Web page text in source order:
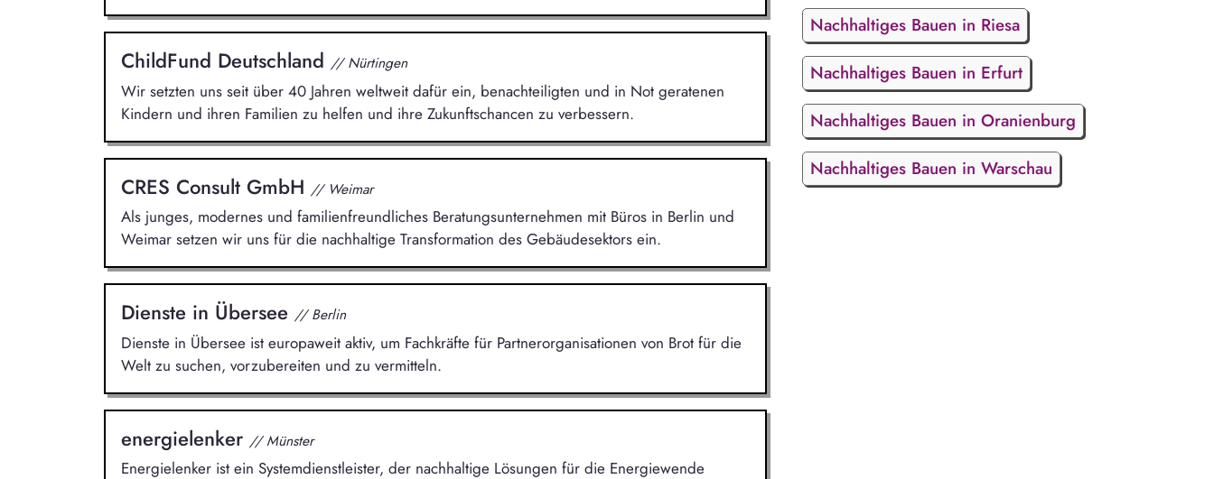
ChildFund Deutschland // Nürtingen
Wir setzten uns seit über 40 Jahren weltweit dafür ein, benachteiligten und in Not geratenen
Kindern und ihren Familien zu helfen und ihre Zukunftschancen zu verbessern.
CRES Consult GmbH // Weimar
Als junges, modernes und familienfreundliches Beratungsunternehmen mit Büros in Berlin und
Weimar setzen wir uns für die nachhaltige Transformation des Gebäudesektors ein.
Dienste in Übersee // Berlin
Dienste in Übersee ist europaweit aktiv, um Fachkräfte für Partnerorganisationen von Brot für die
Welt zu suchen, vorzubereiten und zu vermitteln.
energielenker // Münster
Energielenker ist ein Systemdienstleister, der nachhaltige Lösungen für die Energiewende
Nachhaltiges Bauen in Riesa
Nachhaltiges Bauen in Erfurt
Nachhaltiges Bauen in Oranienburg
Nachhaltiges Bauen in Warschau